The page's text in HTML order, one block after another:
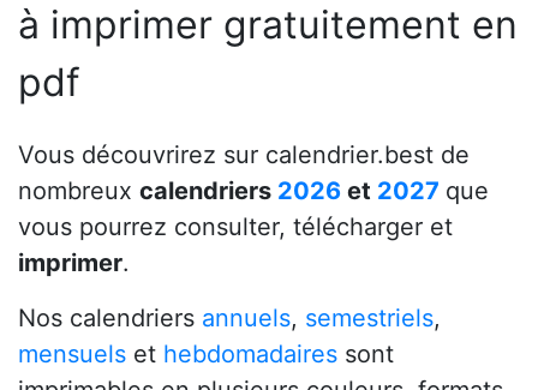
à imprimer gratuitement en
pdf
Vous découvrirez sur calendrier.best de
nombreux calendriers 2026 et 2027 que
vous pourrez consulter, télécharger et
imprimer.
Nos calendriers annuels, semestriels,
mensuels et hebdomadaires sont